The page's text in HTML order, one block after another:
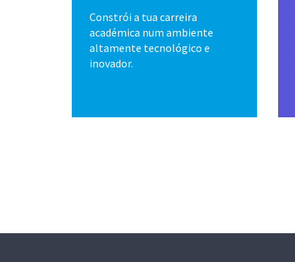
Constrói a tua carreira
académica num ambiente
altamente tecnológico e
inovador.